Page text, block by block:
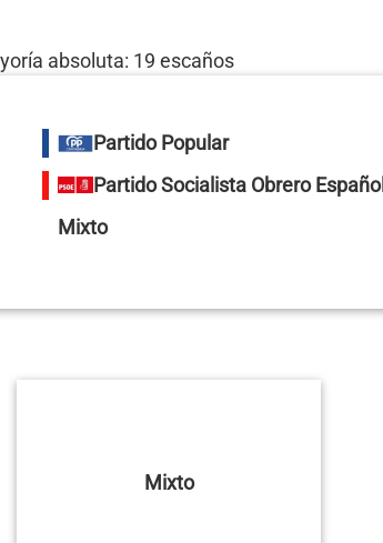
absoluta: 19 escaños
Partido Popular
Partido Socialista Obrero Español
Mixto
Mixto